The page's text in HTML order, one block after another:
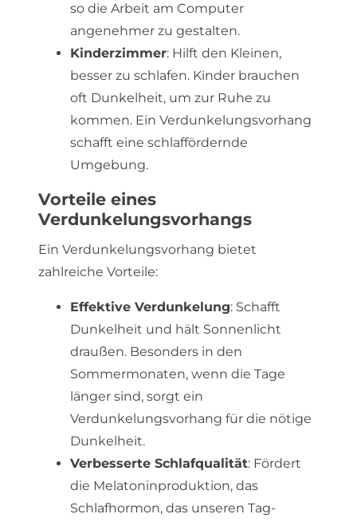
so die Arbeit am Computer
angenehmer zu gestalten.
Kinderzimmer: Hilft den Kleinen,
besser zu schlafen. Kinder brauchen
oft Dunkelheit, um zur Ruhe zu
kommen. Ein Verdunkelungsvorhang
schafft eine schlaffördernde
Umgebung.
Vorteile eines
Verdunkelungsvorhangs
Ein Verdunkelungsvorhang bietet
zahlreiche Vorteile:
Effektive Verdunkelung: Schafft
Dunkelheit und hält Sonnenlicht
draußen. Besonders in den
Sommermonaten, wenn die Tage
länger sind, sorgt ein
Verdunkelungsvorhang für die nötige
Dunkelheit.
Verbesserte Schlafqualität: Fördert
die Melatoninproduktion, das
Schlafhormon, das unseren Tag-